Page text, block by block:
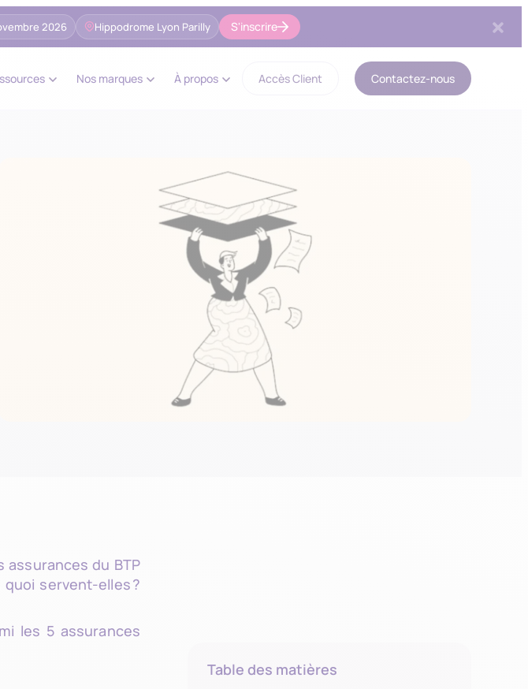
2026 Hippodrome Lyon Parilly S'inscrire
Nos marques À propos Accès Client Contactez-nous
du BTP
servent-elles ?
les 5 assurances
Table des matières